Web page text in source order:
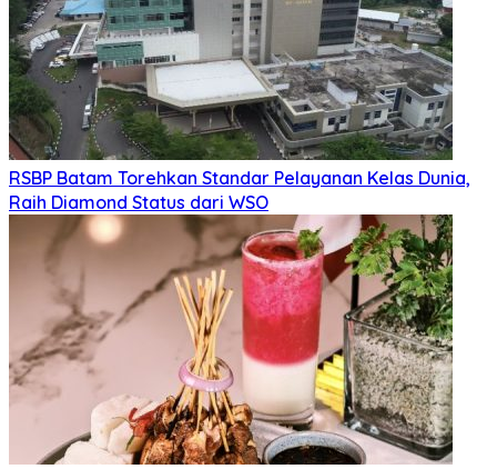
RSBP Batam Torehkan Standar Pelayanan Kelas Dunia,
Raih Diamond Status dari WSO